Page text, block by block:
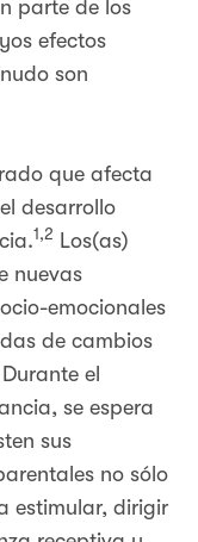
parte de los
efectos
son
que afecta
desarrollo
1,2 Los(as)
nuevas
emocionales
de cambios
Durante el
se espera
sus
no sólo
estimular, dirigir